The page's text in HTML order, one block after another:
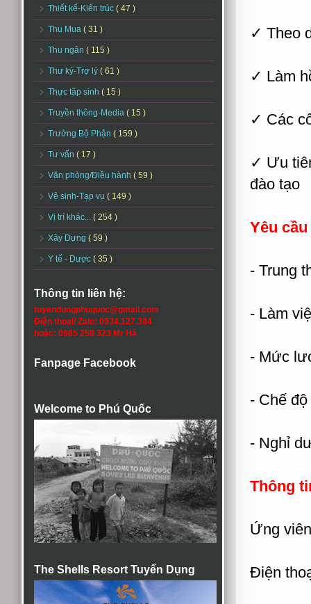
Thiết kế-Kiến trúc ( 47 )
Thu Mua ( 31 )
Thu ngân ( 115 )
Thư ký-Trợ lý ( 61 )
Thực tập sinh ( 15 )
Truyền thông-Media ( 15 )
Trưởng Bộ Phận ( 159 )
Tư vấn ( 17 )
Văn phòng/Điều hành ( 59 )
Vệ sinh-Tạp vụ ( 149 )
Vị trí khác... ( 254 )
Xây Dựng ( 59 )
Y tế - Dược ( 35 )
Thông tin liên hệ:
tuyendungphuquoc@gmail.com
Điện thoại/ Zalo: 0934.127.384
hoặc: 0985 258 323 Mr Hà
Fanpage Facebook
Welcome to Phú Quốc
The Shells Resort Tuyển Dụng
✓ Theo
✓ Làm
✓ Các
✓ Ưu
đào tạo
Yêu
- Trung
- Làm
- Mức
- Chế
- Nghỉ
Thông
Ứng
Điện